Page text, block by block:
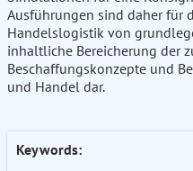
Ausführungen sind daher für
Handelslogistik von
inhaltliche Bereicherung der
Beschaffungskonzepte und
und Handel dar.
Keywords: